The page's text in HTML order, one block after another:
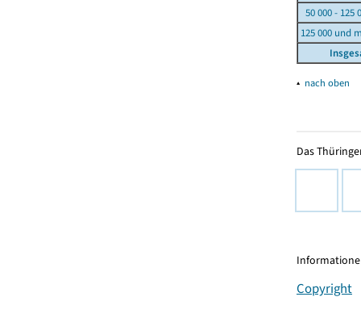
50 000 - 125
125 000 und
▴ nach oben
Das
Copyright